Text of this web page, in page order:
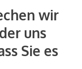
wir
uns
Sie es